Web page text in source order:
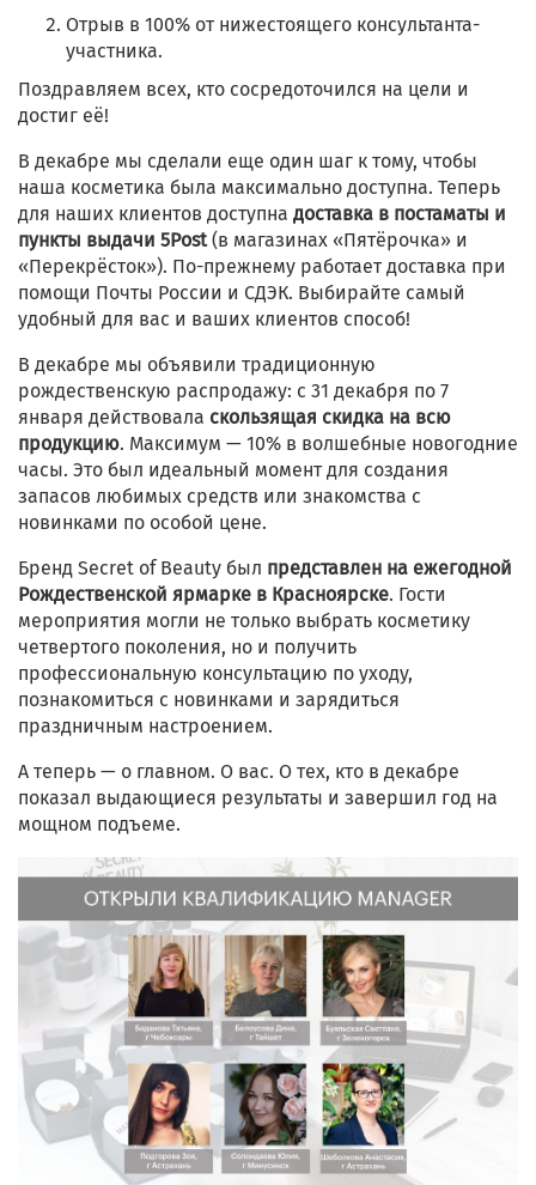
Отрыв в 100% от нижестоящего консультанта-
участника.
Поздравляем всех, кто сосредоточился на цели и
достиг её!
В декабре мы сделали еще один шаг к тому, чтобы
наша косметика была максимально доступна. Теперь
для наших клиентов доступна доставка в постаматы и
пункты выдачи 5Post(в магазинах «Пятёрочка» и
«Перекрёсток»). По-прежнему работает доставка при
помощи Почты России и СДЭК. Выбирайте самый
удобный для вас и ваших клиентов способ!
В декабре мы объявили традиционную
рождественскую распродажу: с 31 декабря по 7
января действовала скользящая скидка на всю
продукцию. Максимум — 10% в волшебные новогодние
часы. Это был идеальный момент для создания
запасов любимых средств или знакомства с
новинками по особой цене.
Бренд Secret of Beauty был представлен на ежегодной
Рождественской ярмарке в Красноярске. Гости
мероприятия могли не только выбрать косметику
четвертого поколения, но и получить
профессиональную консультацию по уходу,
познакомиться с новинками и зарядиться
праздничным настроением.
А теперь — о главном. О вас. О тех, кто в декабре
показал выдающиеся результаты и завершил год на
мощном подъеме.